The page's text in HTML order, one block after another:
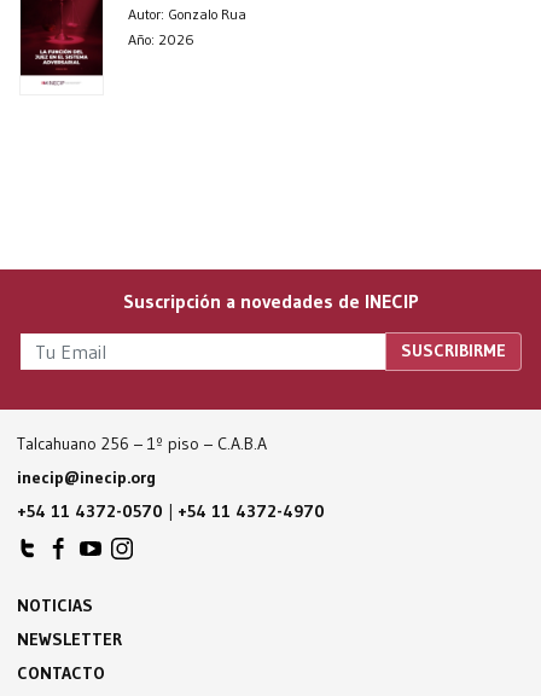
Autor: Gonzalo Rua
Año: 2026
Suscripción a novedades de INECIP
Talcahuano 256 – 1º piso – C.A.B.A
inecip@inecip.org
+54 11 4372-0570 | +54 11 4372-4970
NOTICIAS
NEWSLETTER
CONTACTO